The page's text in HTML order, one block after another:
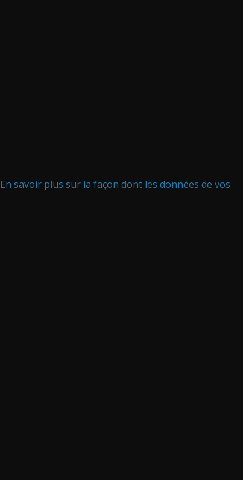
En savoir plus sur la façon dont les données de vos